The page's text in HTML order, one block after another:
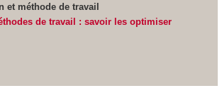
et méthode de travail
de travail : savoir les optimiser